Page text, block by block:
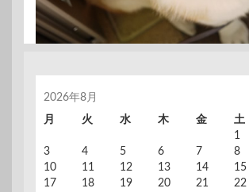
2026年8月
月
火 水 木 金 土
1
3
4 5 6 7 8
10
11 12 13 14 15
17
18 19 20 21 22